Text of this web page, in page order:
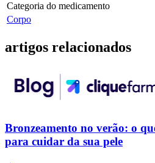
Categoria do medicamento
Corpo
artigos relacionados
Bronzeamento no verão: o
para cuidar da sua pele